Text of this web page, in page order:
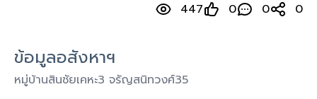
447 0 0 0
ข้อมูลอสังหาฯ
หมู่บ้านสินชัยเคหะ3 จรัญสนิทวงศ์35